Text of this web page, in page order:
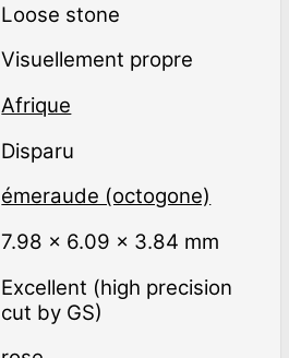
Loose stone
visuellement propre
Afrique
disparu
émeraude (octogone)
7.98 × 6.09 × 3.84 mm
Excellent (high precision
cut by GS)